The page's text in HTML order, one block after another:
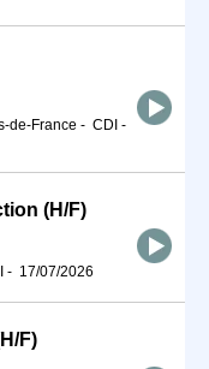
de-France - CDI -
(H/F)
- 17/07/2026
F)